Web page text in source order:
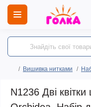
Вишивка нитками
N1236 Дві